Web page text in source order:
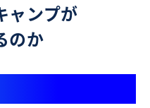
ャンプが
のか